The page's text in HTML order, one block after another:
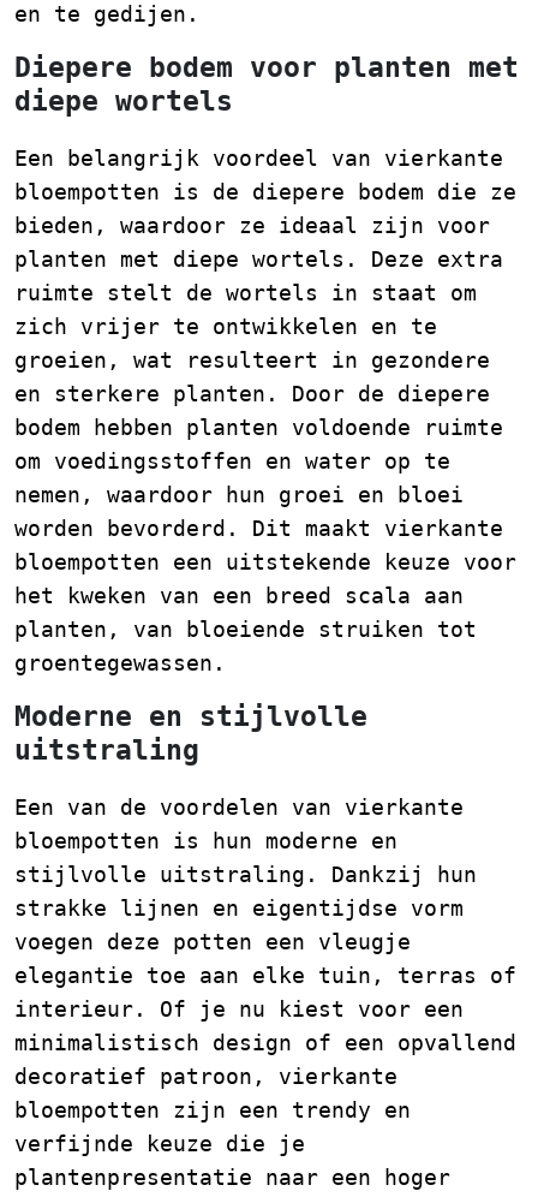
en te gedijen.
Diepere bodem voor planten met
diepe wortels
Een belangrijk voordeel van vierkante
bloempotten is de diepere bodem die ze
bieden, waardoor ze ideaal zijn voor
planten met diepe wortels. Deze extra
ruimte stelt de wortels in staat om
zich vrijer te ontwikkelen en te
groeien, wat resulteert in gezondere
en sterkere planten. Door de diepere
bodem hebben planten voldoende ruimte
om voedingsstoffen en water op te
nemen, waardoor hun groei en bloei
worden bevorderd. Dit maakt vierkante
bloempotten een uitstekende keuze voor
het kweken van een breed scala aan
planten, van bloeiende struiken tot
groentegewassen.
Moderne en stijlvolle
uitstraling
Een van de voordelen van vierkante
bloempotten is hun moderne en
stijlvolle uitstraling. Dankzij hun
strakke lijnen en eigentijdse vorm
voegen deze potten een vleugje
elegantie toe aan elke tuin, terras of
interieur. Of je nu kiest voor een
minimalistisch design of een opvallend
decoratief patroon, vierkante
bloempotten zijn een trendy en
verfijnde keuze die je
plantenpresentatie naar een hoger